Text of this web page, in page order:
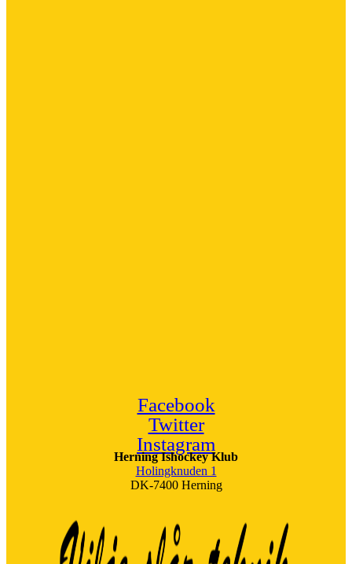
Facebook
Twitter
Instagram
Herning Ishockey Klub
Holingknuden 1
DK-7400 Herning